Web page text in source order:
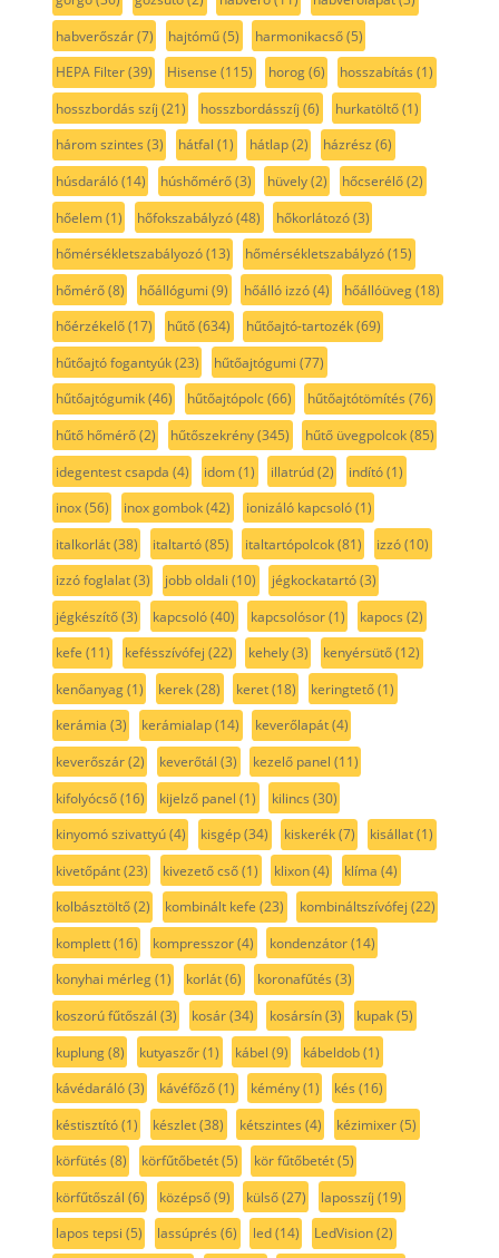
habverőszár(7) hajtómű(5) harmonikacső(5)
HEPA Filter(39) Hisense (115) horog(6) hosszabítás (1)
hosszbordás szíj (21) hosszbordásszíj (6) hurkatöltő(1)
három szintes (3) hátfal (1) hátlap(2) házrész (6)
húsdaráló(14) húshőmérő(3) hüvely(2) hőcserélő(2)
hőelem(1) hőfokszabályzó(48) hőkorlátozó(3)
hőmérsékletszabályozó(13) hőmérsékletszabályzó(15)
hőmérő(8) hőállógumi (9) hőálló izzó(4) hőállóüveg(18)
hőérzékelő(17) hűtő(634) hűtőajtó-tartozék(69)
hűtőajtó fogantyúk(23) hűtőajtógumi (77)
hűtőajtógumik(46) hűtőajtópolc(66) hűtőajtótömítés (76)
hűtő hőmérő(2) hűtőszekrény(345) hűtő üvegpolcok(85)
idegentest csapda (4) idom(1) illatrúd(2) indító(1)
inox(56) inox gombok(42) ionizáló kapcsoló(1)
italkorlát(38) italtartó(85) italtartópolcok(81) izzó(10)
izzó foglalat(3) jobb oldali (10) jégkockatartó(3)
jégkészítő(3) kapcsoló(40) kapcsolósor(1) kapocs (2)
kefe (11) kefésszívófej (22) kehely(3) kenyérsütő(12)
kenőanyag(1) kerek(28) keret(18) keringtető(1)
kerámia (3) kerámialap(14) keverőlapát(4)
keverőszár(2) keverőtál (3) kezelő panel (11)
kifolyócső(16) kijelző panel (1) kilincs (30)
kinyomó szivattyú(4) kisgép(34) kiskerék(7) kisállat(1)
kivetőpánt(23) kivezető cső(1) klixon(4) klíma (4)
kolbásztöltő(2) kombinált kefe (23) kombináltszívófej (22)
komplett(16) kompresszor(4) kondenzátor(14)
konyhai mérleg(1) korlát(6) koronafűtés (3)
koszorú fűtőszál (3) kosár(34) kosársín(3) kupak(5)
kuplung(8) kutyaszőr(1) kábel (9) kábeldob(1)
kávédaráló(3) kávéfőző(1) kémény(1) kés (16)
késtisztító(1) készlet(38) kétszintes (4) kézimixer(5)
körfütés (8) körfűtőbetét(5) kör fűtőbetét(5)
körfűtőszál (6) középső(9) külső(27) laposszíj (19)
lapos tepsi (5) lassúprés (6) led(14) LedVision(2)